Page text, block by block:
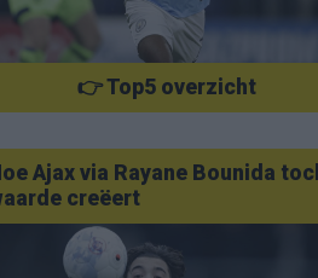
👉 Top5 overzicht
Ajax via Rayane Bounida
creëert